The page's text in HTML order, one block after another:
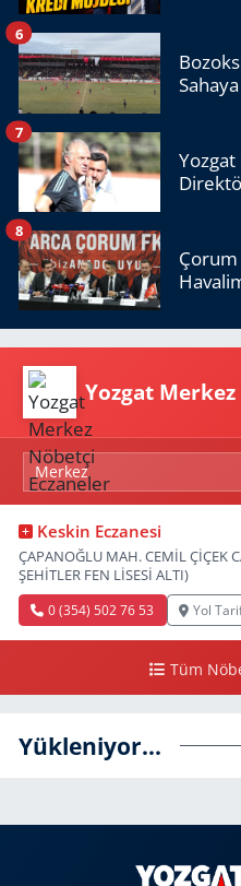
6
7
Çorum
8
Yozgat
Keskin Eczanesi
ÇAPANOĞLU MAH. CEMİL ÇİÇEK
ŞEHİTLER FEN LİSESİ ALTI)
0 (354) 502 76 53 Yol
Tüm
Yükleniyor...